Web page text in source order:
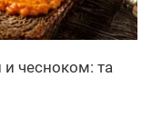
чесноком: та